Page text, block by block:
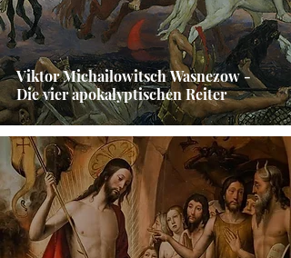
Viktor Michailowitsch Wasnezow -
Die vier apokalyptischen Reiter